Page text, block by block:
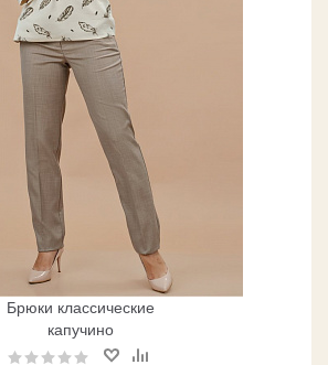
Брюки классические
капучино